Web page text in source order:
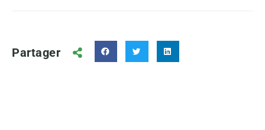
Partager